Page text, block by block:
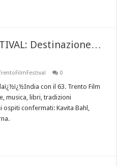
Destinazione…
0
con il 63. Trento Film
musica, libri, tradizioni
confermati: Kavita Bahl,